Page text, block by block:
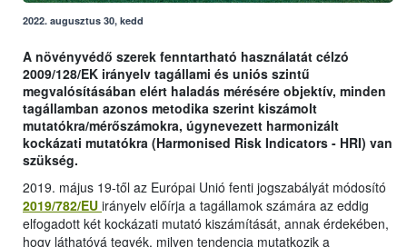
2022. augusztus 30, kedd
A növényvédő szerek fenntartható használatát célzó
2009/128/EK irányelv tagállami és uniós szintű
megvalósításában elért haladás mérésére objektív, minden
tagállamban azonos metodika szerint kiszámolt
mutatókra/mérőszámokra, úgynevezett harmonizált
kockázati mutatókra (Harmonised Risk Indicators - HRI) van
szükség.
2019. május 19-től az Európai Unió fenti jogszabályát módosító
2019/782/EU irányelv előírja a tagállamok számára az eddig
elfogadott két kockázati mutató kiszámítását, annak érdekében,
hogy láthatóvá tegyék, milyen tendencia mutatkozik a